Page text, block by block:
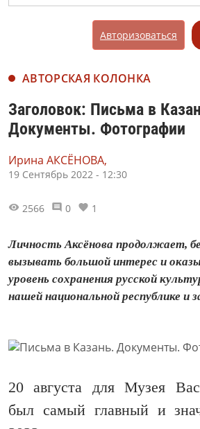
Авторизоваться
АВТОРСКАЯ КОЛОНКА
Заголовок: Письма в
Документы. Фотографии
Ирина АКСЁНОВА,
19 Сентябрь 2022 - 12:30
2566 0 1
Личность Аксёнова продолжает,
вызывать большой интерес и
уровень сохранения русской
нашей национальной республике и
20 августа для Музея
был самый главный и